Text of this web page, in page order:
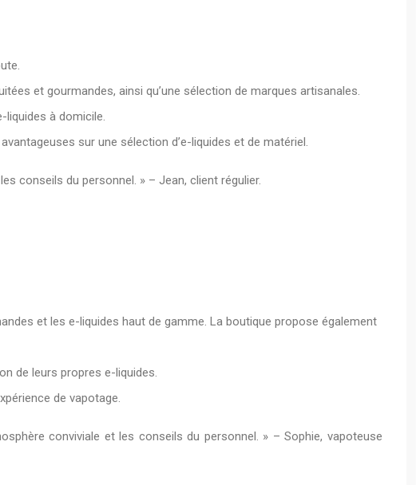
et gourmandes, ainsi qu’une sélection de marques artisanales.
liquides à domicile.
sur une sélection d’e-liquides et de matériel.
conseils du personnel. » – Jean, client régulier.
et les e-liquides haut de gamme. La boutique propose également
de leurs propres e-liquides.
de vapotage.
conviviale et les conseils du personnel. » – Sophie, vapoteuse